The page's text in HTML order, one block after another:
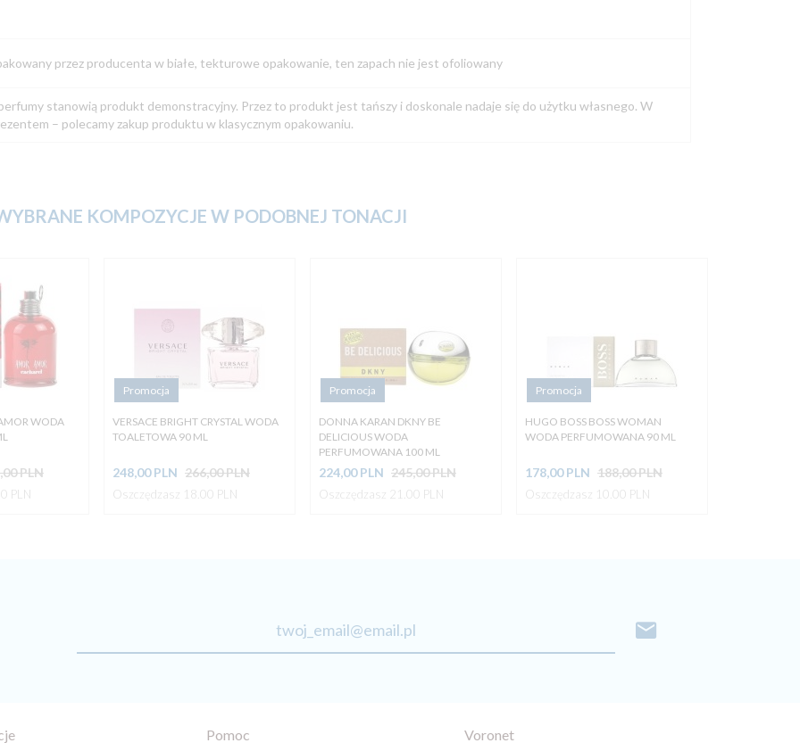
przez producenta w białe, tekturowe opakowanie, ten zapach nie jest ofoliowany
stanowią produkt demonstracyjny. Przez to produkt jest tańszy i doskonale nadaje się do użytku własnego. W
– polecamy zakup produktu w klasycznym opakowaniu.
KOMPOZYCJE W PODOBNEJ TONACJI
WODA
PLN
PLN
VERSACE BRIGHT CRYSTAL WODA
TOALETOWA 90 ML
Promocja
248,00 PLN 266,00 PLN
Oszczędzasz 18.00 PLN
DONNA KARAN DKNY BE
DELICIOUS WODA
PERFUMOWANA 100 ML
Promocja
224,00 PLN 245,00 PLN
Oszczędzasz 21.00 PLN
HUGO BOSS BOSS WOMAN
WODA PERFUMOWANA 90 ML
Promocja
178,00 PLN 188,00 PLN
Oszczędzasz 10.00 PLN
twoj_email@email.pl
Pomoc Voronet